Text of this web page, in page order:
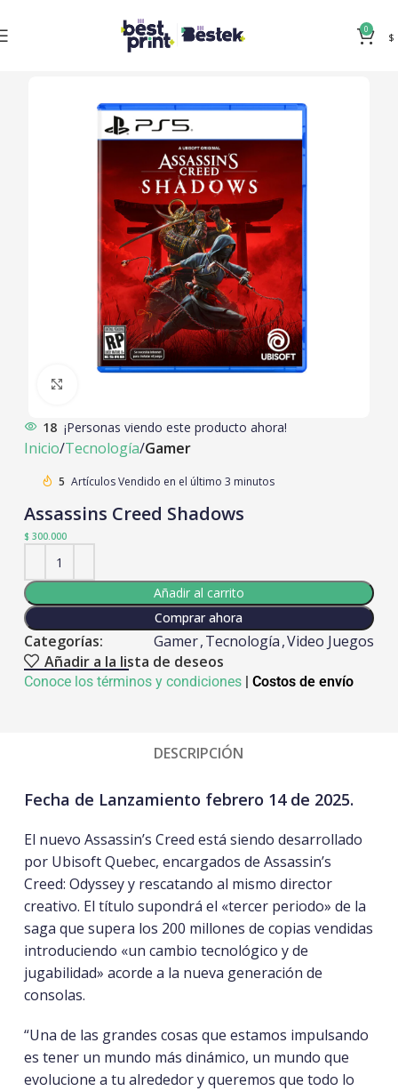
0
$
18 ¡Personas viendo este producto ahora!
Inicio Tecnología Gamer
5 Artículos Vendido en el último 3 minutos
Assassins Creed Shadows
$300.000
Añadir al carrito
Comprar ahora
Categorías: Gamer,Tecnología,Video Juegos
Añadir a la lista de deseos
Conoce los términos y condiciones| Costos de envío
DESCRIPCIÓN
Fecha de Lanzamiento febrero 14 de 2025.
El nuevo Assassin’s Creed está siendo desarrollado
por Ubisoft Quebec, encargados de Assassin’s
Creed: Odyssey y rescatando al mismo director
creativo. El título supondrá el «tercer periodo» de la
saga que supera los 200 millones de copias vendidas
introduciendo «un cambio tecnológico y de
jugabilidad» acorde a la nueva generación de
consolas.
“Una de las grandes cosas que estamos impulsando
es tener un mundo más dinámico, un mundo que
evolucione a tu alrededor y queremos que todo lo